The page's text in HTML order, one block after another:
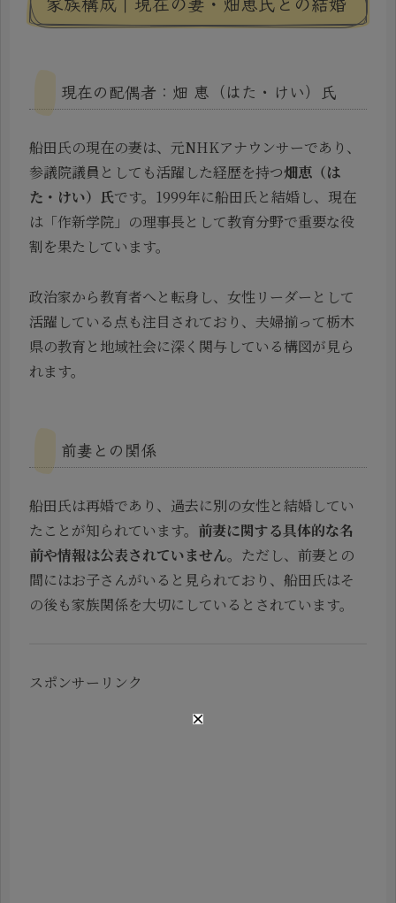
現在の配偶者：畑 恵（はた・けい）氏
船田氏の現在の妻は、元NHKアナウンサーであり、
参議院議員としても活躍した経歴を持つ畑恵（は
た・けい）氏です。1999年に船田氏と結婚し、現在
は「作新学院」の理事長として教育分野で重要な役
割を果たしています。
政治家から教育者へと転身し、女性リーダーとして
活躍している点も注目されており、夫婦揃って栃木
県の教育と地域社会に深く関与している構図が見ら
れます。
前妻との関係
船田氏は再婚であり、過去に別の女性と結婚してい
たことが知られています。 前妻に関する具体的な名
前や情報は公表されていません。ただし、前妻との
間にはお子さんがいると見られており、船田氏はそ
の後も家族関係を大切にしているとされています。
スポンサーリンク